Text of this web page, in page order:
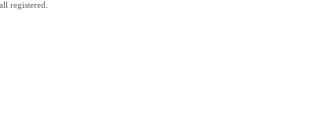
registered.